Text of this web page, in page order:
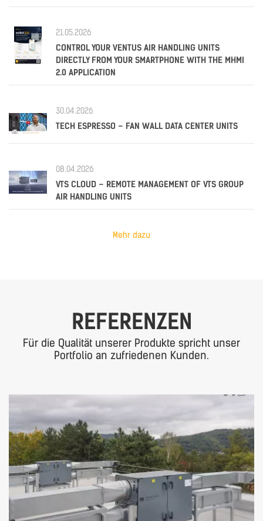
21.05.2026
CONTROL YOUR VENTUS AIR HANDLING UNITS
DIRECTLY FROM YOUR SMARTPHONE WITH THE MHMI
2.0 APPLICATION
30.04.2026
TECH ESPRESSO – FAN WALL DATA CENTER UNITS
08.04.2026
VTS CLOUD – REMOTE MANAGEMENT OF VTS GROUP
AIR HANDLING UNITS
Mehr dazu
REFERENZEN
Für die Qualität unserer Produkte spricht unser
Portfolio an zufriedenen Kunden.